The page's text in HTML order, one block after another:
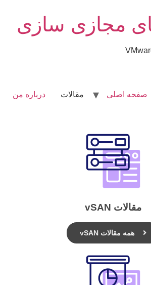
مجازی سازی
صفحه اصلی مقالات درباره من
مقالات vSAN
همه مقالات vSAN